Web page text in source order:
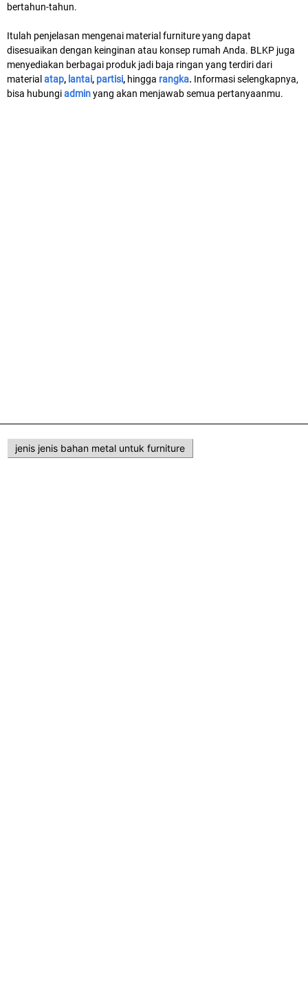
bertahun-tahun.
Itulah penjelasan mengenai material furniture yang dapat
disesuaikan dengan keinginan atau konsep rumah Anda. BLKP juga
menyediakan berbagai produk jadi baja ringan yang terdiri dari
material atap, lantai, partisi, hingga rangka. Informasi selengkapnya,
bisa hubungiadminyang akan menjawab semua pertanyaanmu.
jenis jenis bahan metal untuk furniture